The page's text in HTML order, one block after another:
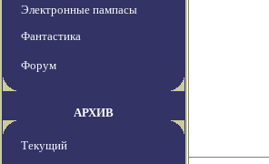
Электронные пампасы
Фантастика
Форум
АРХИВ
Текущий